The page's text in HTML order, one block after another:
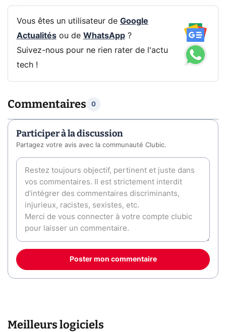
Vous êtes un utilisateur de Google
Actualitésou de WhatsApp?
Suivez-nous pour ne rien rater de l'actu
tech !
Commentaires 0
Participer à la discussion
Partagez votre avis avec la communauté Clubic.
Poster mon commentaire
Meilleurs logiciels